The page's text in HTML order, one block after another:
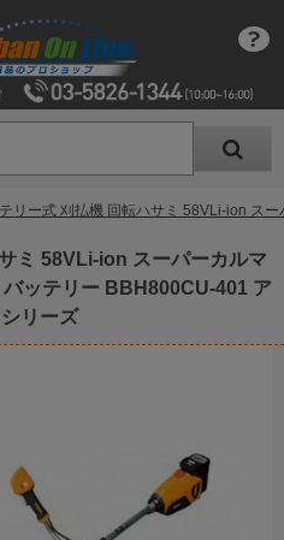
リー式 刈払機 回転ハサミ 58VLi-ion ス
ミ 58VLi-ion スーパーカルマ
ッテリー BBH800CU-401 ア
リーズ